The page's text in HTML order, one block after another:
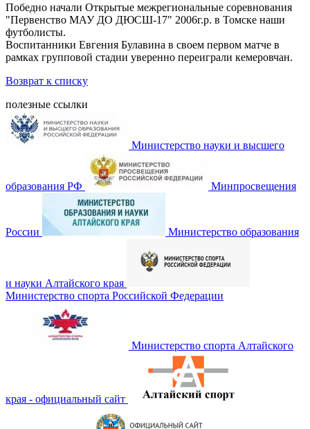
Победно начали Открытые межрегиональные соревнования
"Первенство МАУ ДО ДЮСШ-17" 2006г.р. в Томске наши
футболисты.
Воспитанники Евгения Булавина в своем первом матче в
рамках групповой стадии уверенно переиграли кемеровчан.
Возврат к списку
полезные ссылки
Министерство науки и высшего
образования РФ Минпросвещения
России Министерство образования
и науки Алтайского края
Министерство спорта Российской Федерации
Министерство спорта Алтайского
края - официальный сайт